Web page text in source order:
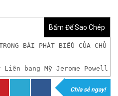
Bấm Để Sao Chép
BÀI PHÁT BIỂU CỦA CHỦ
Liên bang Mỹ Jerome
chungkhoanforex.com/
Chia sẻ ngay!